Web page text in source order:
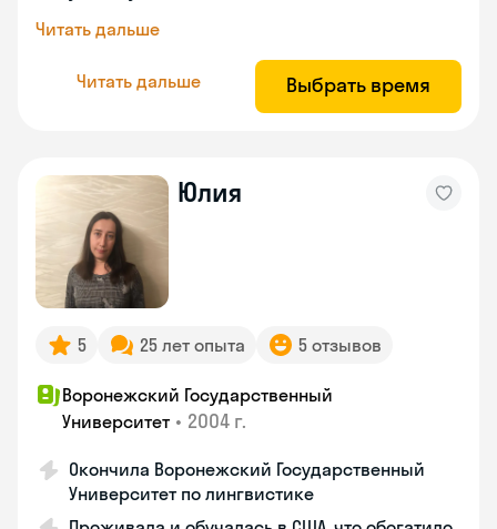
Читать дальше
Читать дальше Выбрать время
Юлия
5 25 лет опыта 5 отзывов
Воронежский Государственный
Университет • 2004 г.
Окончила Воронежский Государственный
Университет по лингвистике